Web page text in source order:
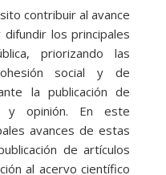
contribuir al avance
los principales
priorizando las
social y de
la publicación de
y opinión. En este
avances de estas
de artículos
al acervo científico